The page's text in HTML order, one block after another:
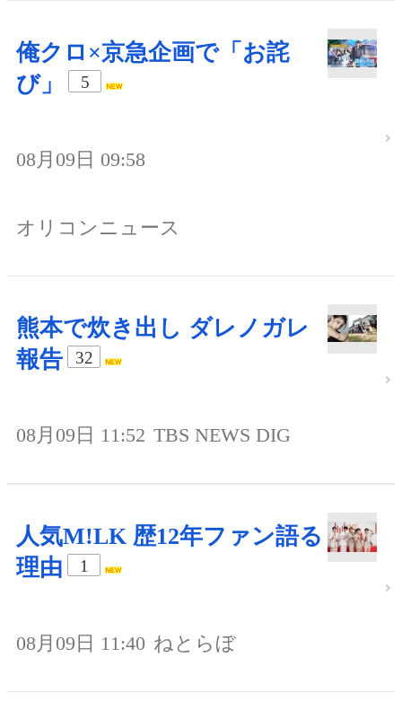
俺クロ×京急企画で「お詫
び」
5
08月09日 09:58
オリコンニュース
熊本で炊き出し ダレノガレ
報告
32
08月09日 11:52 TBS NEWS DIG
人気M!LK 歴12年ファン語る
理由
1
08月09日 11:40 ねとらぼ